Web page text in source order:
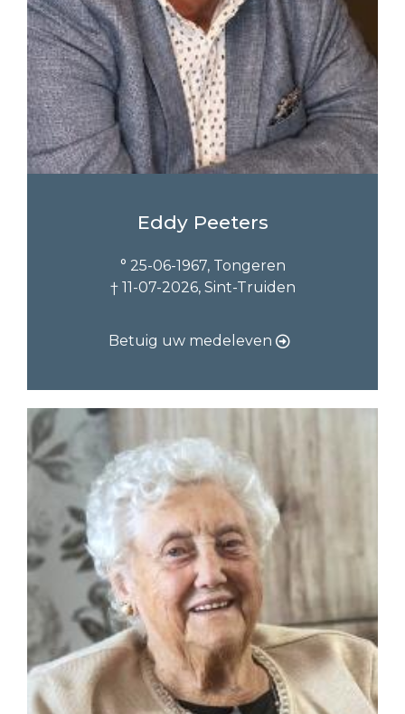
Eddy Peeters
° 25-06-1967, Tongeren
† 11-07-2026, Sint-Truiden
Betuig uw medeleven